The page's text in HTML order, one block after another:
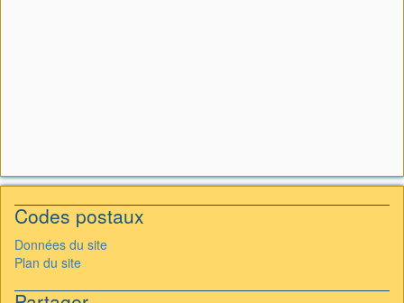
Codes postaux
Données du site
Plan du site